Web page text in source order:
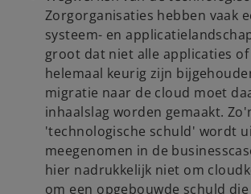
Zorgorganisaties hebben vaak
systeem- en
groot dat niet alle applicaties of
helemaal keurig zijn
migratie naar de cloud moet
inhaalslag worden gemaakt.
'technologische schuld' wordt
meegenomen in de
hier nadrukkelijk niet om
om een opgebouwde schuld